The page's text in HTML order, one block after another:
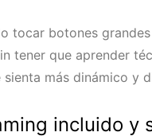
tocar botones
tener que aprender
sienta más dinámico y
incluido y